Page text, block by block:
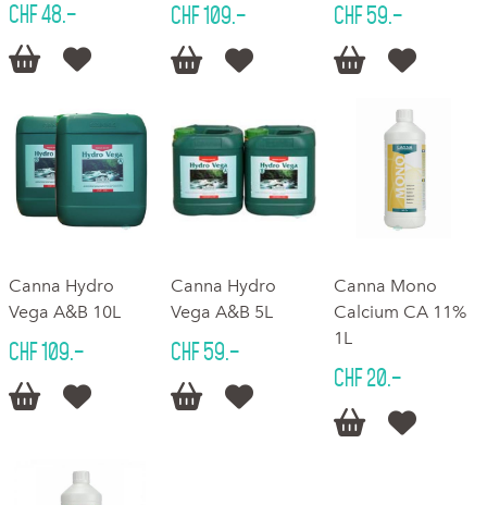
CHF 48.–
 
CHF 109.–
 
CHF 59.–
 
Canna Hydro
Vega A&B 10L
CHF 109.–
 
Canna Hydro
Vega A&B 5L
CHF 59.–
 
Canna Mono
Calcium CA 11%
1L
CHF 20.–
 